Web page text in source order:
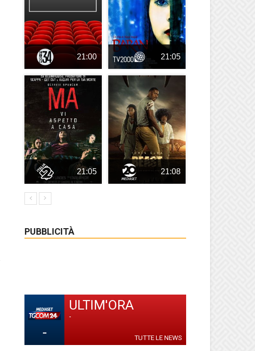
21:00 21:05
21:05 21:08
PUBBLICITÀ
-
ULTIM'ORA
-
TUTTE LE NEWS